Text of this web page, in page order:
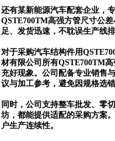
还有某新能源汽车配套企业，
QSTE700TM高强方管尺寸公
足、发货迅速，不耽误生产线
对于采购汽车结构件用
材有限公司所有QSTE700TM
充好现象。公司配备专业销售
议与加工参考，避免因规格选
同时，公司支持整车批发、零
坊，都能提供适配的采购方案
户生产连续性。